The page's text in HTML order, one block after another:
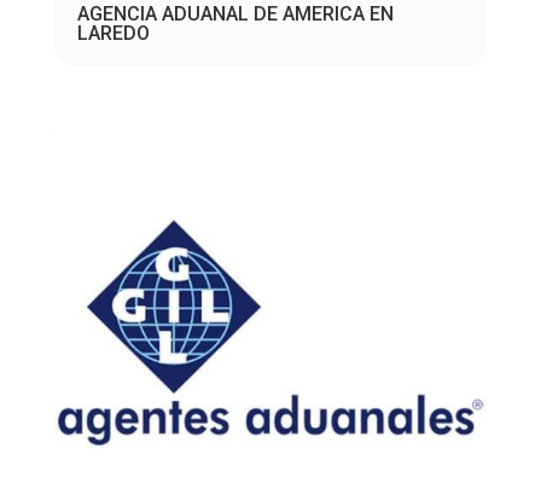
AGENCIA ADUANAL DE AMERICA EN
LAREDO